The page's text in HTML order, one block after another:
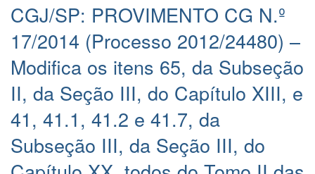
CGJ/SP: PROVIMENTO CG N.º
17/2014 (Processo 2012/24480) –
Modifica os itens 65, da Subseção
II, da Seção III, do Capítulo XIII, e
41, 41.1, 41.2 e 41.7, da
Subseção III, da Seção III, do